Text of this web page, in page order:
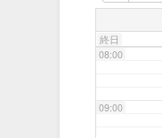
終日
08:00
09:00